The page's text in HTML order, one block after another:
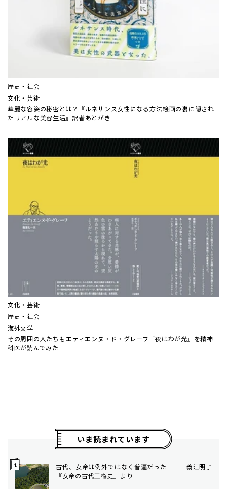
歴史・社会
文化・芸術
華麗な容姿の秘密とは？『ルネサンス女性になる方法――絵画の裏に隠され
たリアルな美容生活』訳者あとがき
文化・芸術
歴史・社会
海外文学
その周囲の人たちも――エティエンヌ・ド・グレーフ『夜はわが光』を精神
科医が読んでみた
いま読まれています
古代、女帝は例外ではなく普遍だった ──義江明子
『女帝の古代王権史』より